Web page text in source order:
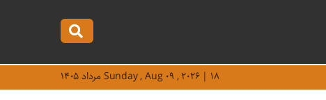
Sunday , Aug ۰۹ , ۲۰۲۶ | ۱۸ مرداد ۱۴۰۵